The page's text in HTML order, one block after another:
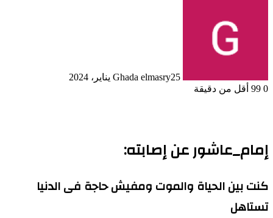
Ghada elmasry25 يناير، 2024
0
أقل من دقيقة
إمام_عاشور عن إصابته:
كنت بين الحياة والموت ومفيش حاجة فى الدنيا
تستاهل